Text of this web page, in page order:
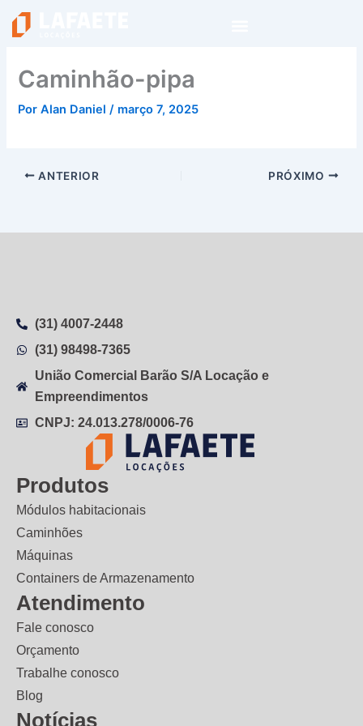
conteúdo
Caminhão-pipa
PorAlan Daniel/ março 7, 2025
ANTERIOR PRÓXIMO
(31) 4007-2448
(31) 98498-7365
União Comercial Barão S/A Locação e
Empreendimentos
CNPJ: 24.013.278/0006-76
Produtos
Módulos habitacionais
Caminhões
Máquinas
Containers de Armazenamento
Atendimento
Fale conosco
Orçamento
Trabalhe conosco
Blog
Notícias